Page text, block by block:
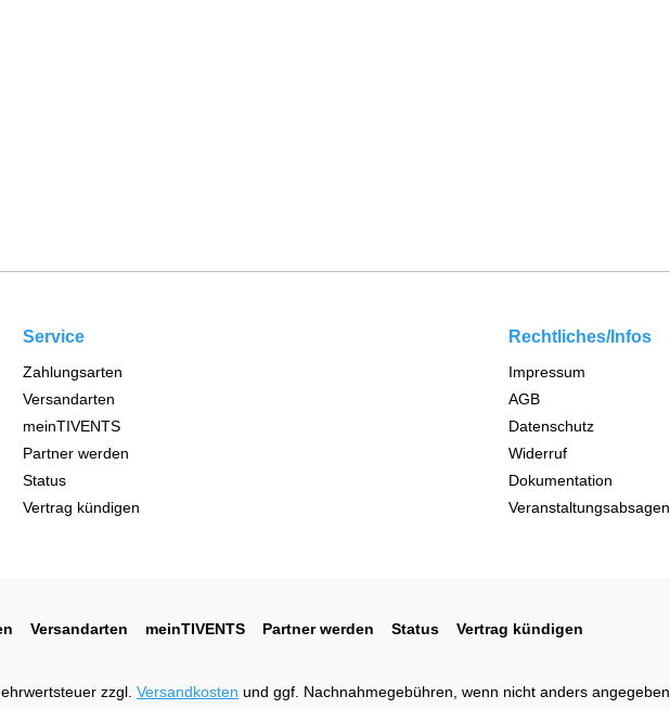
Service
Zahlungsarten
Versandarten
meinTIVENTS
Partner werden
Status
Vertrag kündigen
Rechtliches/Infos
Impressum
AGB
Datenschutz
Widerruf
Dokumentation
Veranstaltungsabsagen
Versandarten meinTIVENTS Partner werden Status Vertrag kündigen
zzgl. Versandkosten und ggf. Nachnahmegebühren, wenn nicht anders angegeben.